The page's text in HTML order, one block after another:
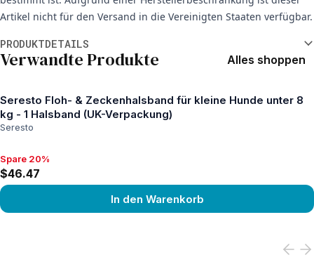
Artikel nicht für den Versand in die Vereinigten Staaten verfügbar.
PRODUKTDETAILS
Verwandte Produkte Alles shoppen
Seresto Floh- & Zeckenhalsband für kleine Hunde unter 8
kg - 1 Halsband (UK-Verpackung)
Seresto
Spare 20%, $46.47
Spare 20%
$46.47
In den Warenkorb